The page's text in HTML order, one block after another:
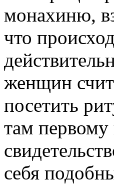
монахиню,
что
женщин
посетить
там первому
себя